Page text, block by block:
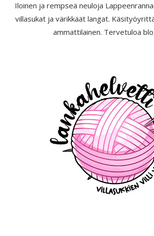
Iloinen ja rempseä neuloja
villasukat ja värikkäät langat.
ammattilainen. Tervetuloa